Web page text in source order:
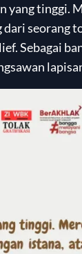
yang tinggi.
seorang
Sebagai